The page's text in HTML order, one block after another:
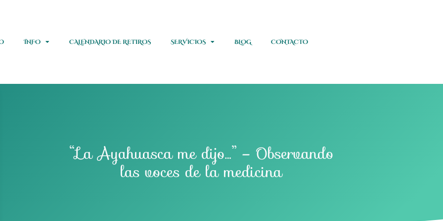
INFO CALENDARIO DE RETIROS SERVICIOS BLOG CONTACTO
“La Ayahuasca me dijo…” – Observando
las voces de la medicina